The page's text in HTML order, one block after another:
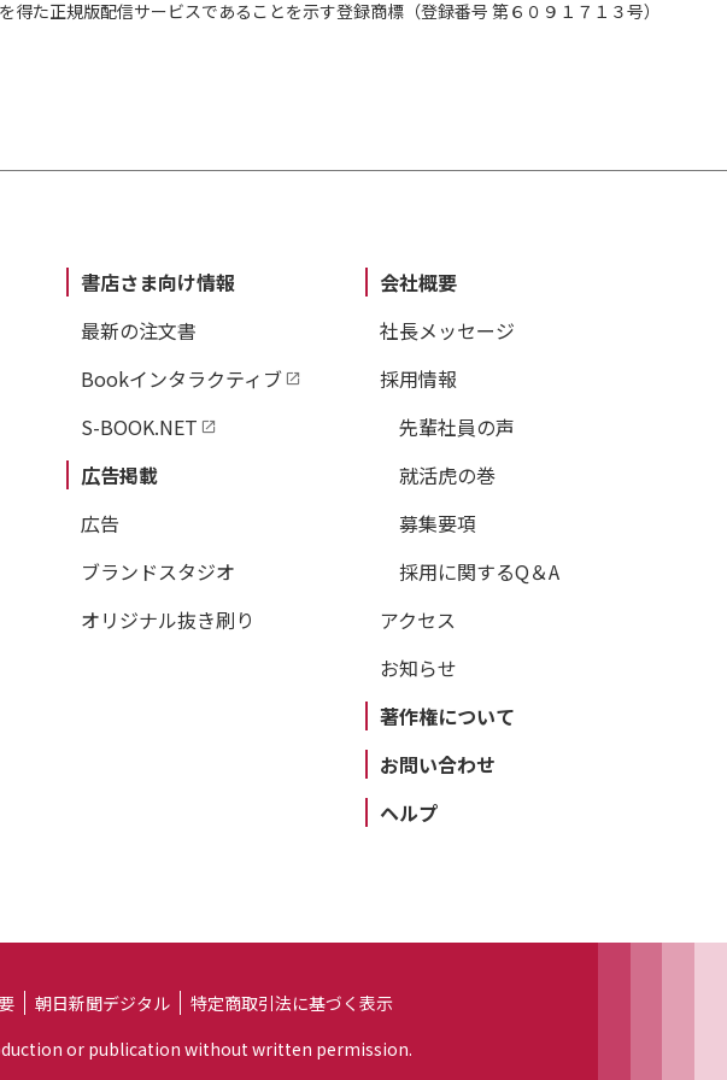
た正規版配信サービスであることを示す登録商標（登録番号 第６０９１７１３号）
書店さま向け情報
最新の注文書
Bookインタラクティブ
S-BOOK.NET
広告掲載
広告
ブランドスタジオ
オリジナル抜き刷り
会社概要
社長メッセージ
採用情報
先輩社員の声
就活虎の巻
募集要項
採用に関するQ＆A
アクセス
お知らせ
著作権について
お問い合わせ
ヘルプ
朝日新聞デジタル
特定商取引法に基づく表示
or publication without written permission.